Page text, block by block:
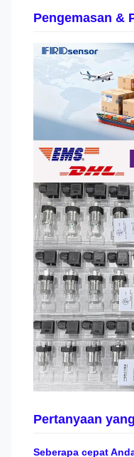
Pengemasan &
Pertanyaan
Seberapa cepat